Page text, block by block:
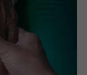
arată un